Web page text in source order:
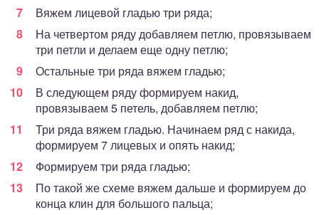
Вяжем лицевой гладью три ряда;
На четвертом ряду добавляем петлю, провязываем
три петли и делаем еще одну петлю;
Остальные три ряда вяжем гладью;
В следующем ряду формируем накид,
провязываем 5 петель, добавляем петлю;
Три ряда вяжем гладью. Начинаем ряд с накида,
формируем 7 лицевых и опять накид;
Формируем три ряда гладью;
По такой же схеме вяжем дальше и формируем до
конца клин для большого пальца;